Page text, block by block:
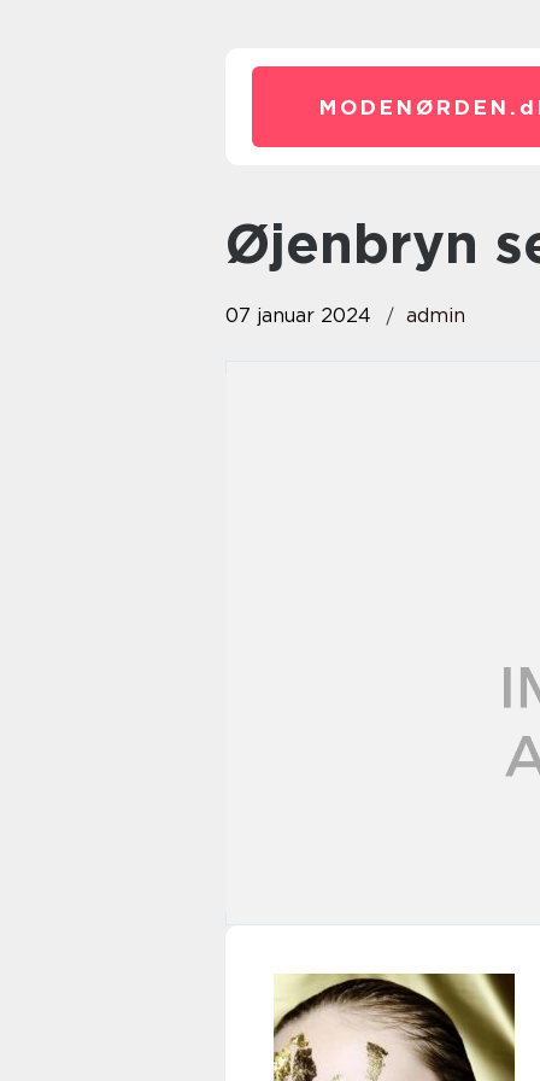
MODENØRDEN.
øjenbryn
07 januar 2024 admin